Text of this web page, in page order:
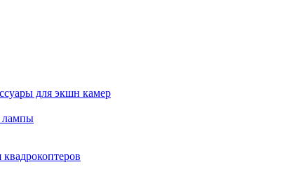
для экшн камер
лампы
квадрокоптеров